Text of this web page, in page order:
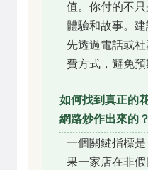
值。你付的不
體驗和故事。建
先透過電話或
費方式，避免預
如何找到真正的
網路炒作出來的？
一個關鍵指標
果一家店在非